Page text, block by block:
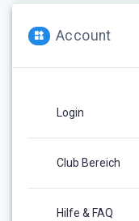
Account
Login
Club Bereich
Hilfe & FAQ